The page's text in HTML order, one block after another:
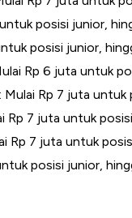
posisi junior,
posisi junior,
Rp 6 juta untuk
Rp 7 juta
Rp 7 juta untuk
Rp 7 juta untuk
posisi junior,